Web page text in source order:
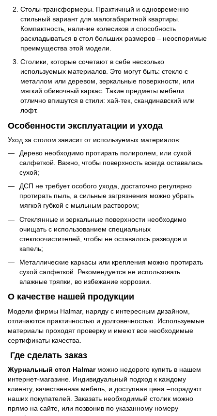
Столы-трансформеры. Практичный и одновременно
стильный вариант для малогабаритной квартиры.
Компактность, наличие колесиков и способность
раскладываться в стол больших размеров – неоспоримые
преимущества этой модели.
Столики, которые сочетают в себе несколько
используемых материалов. Это могут быть: стекло с
металлом или деревом, зеркальные поверхности, или
мягкий обивочный каркас. Такие предметы мебели
отлично впишутся в стили: хай-тек, скандинавский или
лофт.
Особенности эксплуатации и ухода
Уход за столом зависит от используемых материалов:
Дерево необходимо протирать полиролем, или сухой
салфеткой. Важно, чтобы поверхность всегда оставалась
сухой;
ДСП не требует особого ухода, достаточно регулярно
протирать пыль, а сильные загрязнения можно убрать
мягкой губкой с мыльным раствором;
Стеклянные и зеркальные поверхности необходимо
очищать с использованием специальных
стеклоочистителей, чтобы не оставалось разводов и
капель;
Металлические каркасы или крепления можно протирать
сухой салфеткой. Рекомендуется не использовать
влажные тряпки, во избежание коррозии.
О качестве нашей продукции
Модели фирмы Halmar, наряду с интересным дизайном,
отличаются практичностью и долговечностью. Используемые
материалы проходят проверку и имеют все необходимые
сертификаты качества.
Где сделать заказ
Журнальный стол Halmar можно недорого купить в нашем
интернет-магазине. Индивидуальный подход к каждому
клиенту, качественная мебель, и доступная цена –порадуют
наших покупателей. Заказать необходимый столик можно
прямо на сайте, или позвонив по указанному номеру